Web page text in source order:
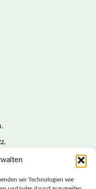
wir Technologien wie
(EU)